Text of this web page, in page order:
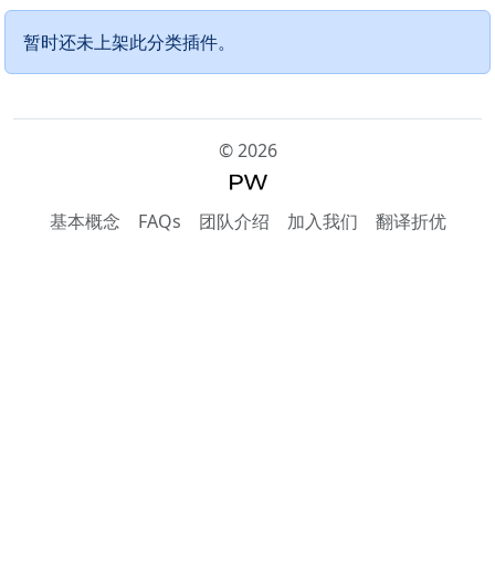
暂时还未上架此分类插件。
©2026
基本概念 FAQs 团队介绍 加入我们 翻译折优